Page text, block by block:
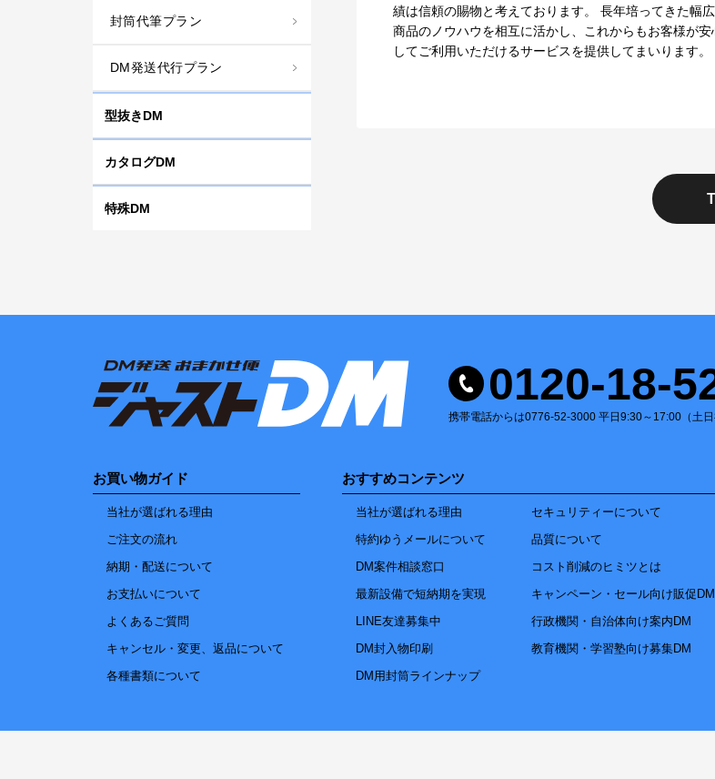
封筒代筆プラン
DM発送代行プラン
型抜きDM
カタログDM
特殊DM
績は信頼の賜物と考えております。 長年培ってきた幅
商品のノウハウを相互に活かし、これからもお客様が安
してご利用いただけるサービスを提供してまいります。
0120-18-
携帯電話からは0776-52-3000 平日9:30～17:00（土日
お買い物ガイド
当社が選ばれる理由
ご注文の流れ
納期・配送について
お支払いについて
よくあるご質問
キャンセル・変更、返品について
各種書類について
おすすめコンテンツ
当社が選ばれる理由
特約ゆうメールについて
DM案件相談窓口
最新設備で短納期を実現
LINE友達募集中
DM封入物印刷
DM用封筒ラインナップ
セキュリティーについて
品質について
コスト削減のヒミツとは
キャンペーン・セール向け販促DM
行政機関・自治体向け案内DM
教育機関・学習塾向け募集DM